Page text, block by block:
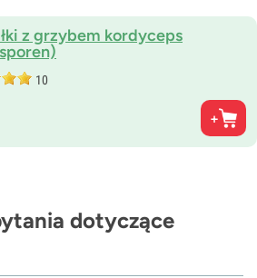
z grzybem kordyceps
10
dotyczące